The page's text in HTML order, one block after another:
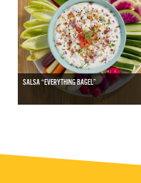
SALSA “EVERYTHING BAGEL”